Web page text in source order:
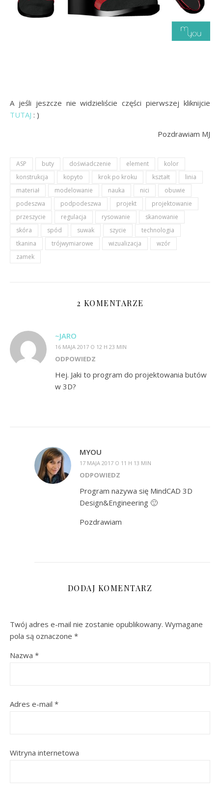
A jeśli jeszcze nie widzieliście części pierwszej kliknijcie
TUTAJ : )
Pozdrawiam MJ
ASP buty doświadczenie element
kolor
konstrukcja
kopyto krok po kroku kształt
linia
materiał
modelowanie nauka nici
obuwie
podeszwa
podpodeszwa projekt
projektowanie
przeszycie
regulacja rysowanie
skanowanie
skóra
spód suwak szycie
technologia
tkanina
trójwymiarowe wizualizacja
wzór
zamek
2 KOMENTARZE
~JARO
16 MAJA 2017 O 12 H 23 MIN
ODPOWIEDZ
Hej. Jaki to program do projektowania butów
w 3D?
MYOU
17 MAJA 2017 O 11 H 13 MIN
ODPOWIEDZ
Program nazywa się MindCAD 3D
Design&Engineering 🙂
Pozdrawiam
DODAJ KOMENTARZ
Twój adres e-mail nie zostanie opublikowany. Wymagane
pola są oznaczone *
Nazwa *
Adres e-mail *
Witryna internetowa